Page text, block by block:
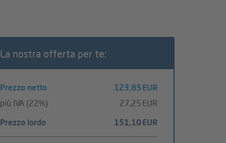
La nostra offerta per te:
Prezzo netto
123,85 EUR
più IVA (22%)
27,25 EUR
Prezzo lordo
151,10 EUR